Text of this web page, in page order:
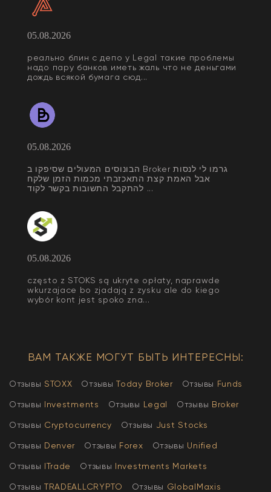
05.08.2026
реально блин с депо у Legal такие проблемы
надо пару банков иметь жаль что не деньгами
дождь всякой бумага сюд...
05.08.2026
הבונוסים המעולים שסיפקו ב Broker גרמו לי לנסות
אבל האמת קצת התאכזבתי מכמות הזמן שלקח
להתקבל התשובות בקשר לקוד ...
05.08.2026
często z STOKS są ukryte opłaty, naprawde
wkurzajace bo zjadają z zysku ale do kiego
wybór kont jest spoko zna...
ВАМ ТАКЖЕ МОГУТ БЫТЬ ИНТЕРЕСНЫ:
Отзывы STOXX Отзывы Today Broker Отзывы Funds
Отзывы Investments Отзывы Legal Отзывы Broker
Отзывы Cryptocurrency Отзывы Just Stocks
Отзывы Denver Отзывы Forex Отзывы Unified
Отзывы ITrade Отзывы Investments Markets
Отзывы TRADEALLCRYPTO Отзывы GlobalMaxis